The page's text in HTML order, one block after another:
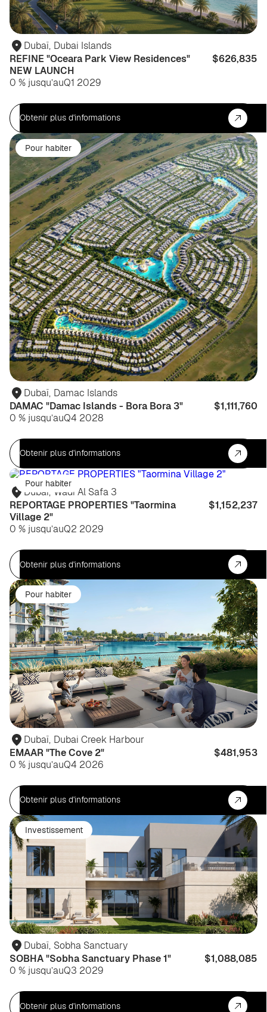
Dubaï, Dubai Islands
REFINE "Oceara Park View Residences"
NEW LAUNCH
$626,835
0 % jusqu’auQ1 2029
Obtenir plus d'informations
Pour habiter
Dubaï, Damac Islands
DAMAC "Damac Islands - Bora Bora 3"
$1,111,760
0 % jusqu’auQ4 2028
Obtenir plus d'informations
Pour habiter
Dubaï, Wadi Al Safa 3
REPORTAGE PROPERTIES "Taormina
Village 2"
$1,152,237
0 % jusqu’auQ2 2029
Obtenir plus d'informations
Pour habiter
Dubaï, Dubai Creek Harbour
EMAAR "The Cove 2"
$481,953
0 % jusqu’auQ4 2026
Obtenir plus d'informations
Investissement
Dubaï, Sobha Sanctuary
SOBHA "Sobha Sanctuary Phase 1"
$1,088,085
0 % jusqu’auQ3 2029
Obtenir plus d'informations